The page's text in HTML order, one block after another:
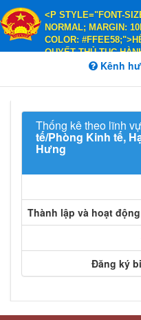
<P STYLE="FONT-
NORMAL; MARGIN:
COLOR:
QUYẾT THỦ TỤC
<P STYLE="FONT-
COLOR:
Kênh
Thống kê theo lĩnh
tế/Phòng Kinh tế,
Hưng
Thành lập và hoạt
Đăng ký